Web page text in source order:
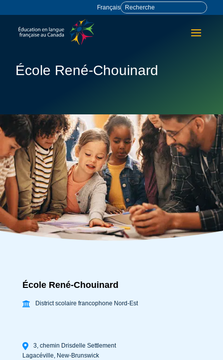
Français
École René-Chouinard
École René-Chouinard
District scolaire francophone Nord-Est
3, chemin Drisdelle Settlement
Lagacéville, New-Brunswick